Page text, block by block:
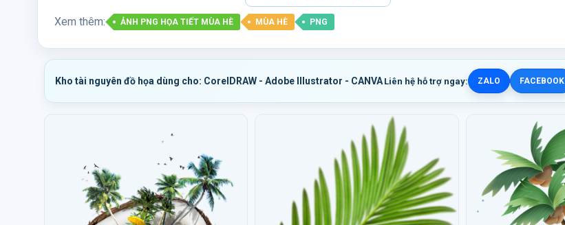
Xem thêm: ẢNH PNG HỌA TIẾT MÙA HÈ MÙA HÈ PNG
Kho tài nguyên đồ họa dùng cho: CorelDRAW - Adobe Illustrator - CANVA Liên hệ hỗ trợ ngay: ZALO FACEBOOK